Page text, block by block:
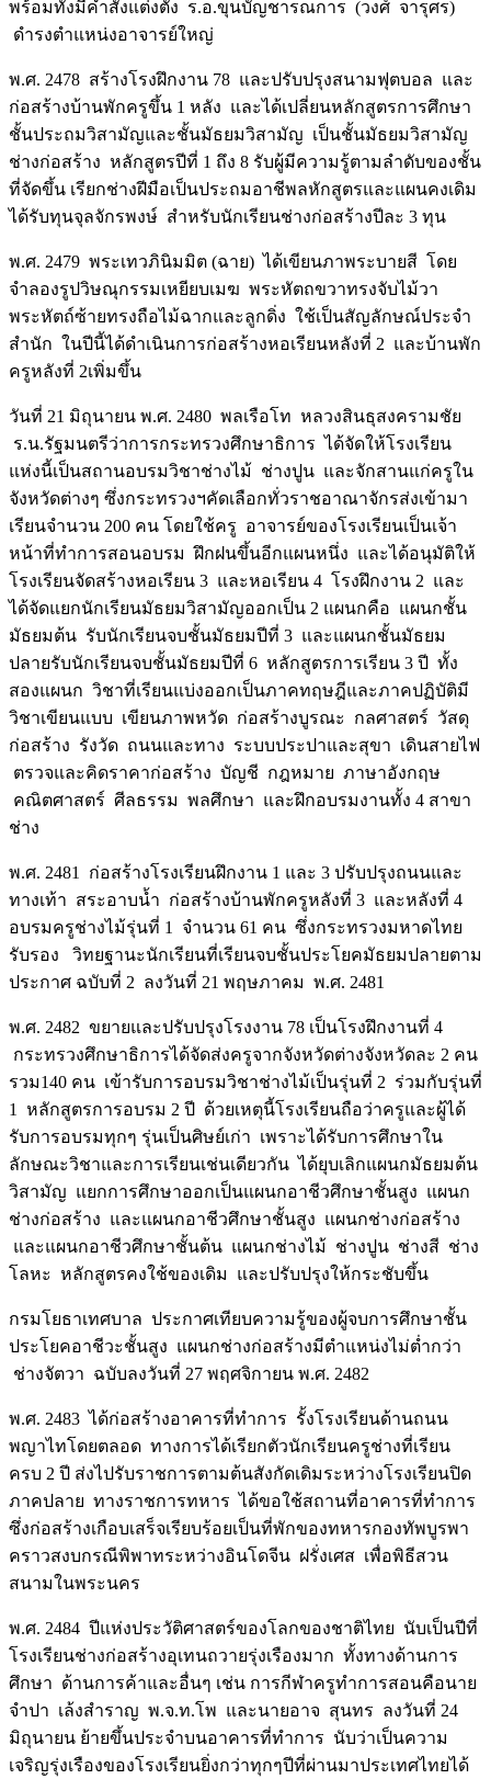
พร้อมทั้งมีคำสั่งแต่งตั้ง ร.อ.ขุนบัญชารณการ (วงศ์ จารุศร)
ดำรงตำแหน่งอาจารย์ใหญ่
พ.ศ. 2478 สร้างโรงฝึกงาน 78 และปรับปรุงสนามฟุตบอล และ
ก่อสร้างบ้านพักครูขึ้น 1 หลัง และได้เปลี่ยนหลักสูตรการศึกษา
ชั้นประถมวิสามัญและชั้นมัธยมวิสามัญ เป็นชั้นมัธยมวิสามัญ
ช่างก่อสร้าง หลักสูตรปีที่ 1 ถึง 8 รับผู้มีความรู้ตามลำดับของชั้น
ที่จัดขึ้น เรียกช่างฝีมือเป็นประถมอาชีพลหักสูตรและแผนคงเดิม
ได้รับทุนจุลจักรพงษ์ สำหรับนักเรียนช่างก่อสร้างปีละ 3 ทุน
พ.ศ. 2479 พระเทวภินิมมิต (ฉาย) ได้เขียนภาพระบายสี โดย
จำลองรูปวิษณุกรรมเหยียบเมฆ พระหัตถขวาทรงจับไม้วา
พระหัตถ์ซ้ายทรงถือไม้ฉากและลูกดิ่ง ใช้เป็นสัญลักษณ์ประจำ
สำนัก ในปีนี้ได้ดำเนินการก่อสร้างหอเรียนหลังที่ 2 และบ้านพัก
ครูหลังที่ 2เพิ่มขึ้น
วันที่ 21 มิถุนายน พ.ศ. 2480 พลเรือโท หลวงสินธุสงครามชัย
ร.น.รัฐมนตรีว่าการกระทรวงศึกษาธิการ ได้จัดให้โรงเรียน
แห่งนี้เป็นสถานอบรมวิชาช่างไม้ ช่างปูน และจักสานแก่ครูใน
จังหวัดต่างๆ ซึ่งกระทรวงฯคัดเลือกทั่วราชอาณาจักรส่งเข้ามา
เรียนจำนวน 200 คน โดยใช้ครู อาจารย์ของโรงเรียนเป็นเจ้า
หน้าที่ทำการสอนอบรม ฝึกฝนขึ้นอีกแผนหนึ่ง และได้อนุมัติให้
โรงเรียนจัดสร้างหอเรียน 3 และหอเรียน 4 โรงฝึกงาน 2 และ
ได้จัดแยกนักเรียนมัธยมวิสามัญออกเป็น 2 แผนกคือ แผนกชั้น
มัธยมต้น รับนักเรียนจบชั้นมัธยมปีที่ 3 และแผนกชั้นมัธยม
ปลายรับนักเรียนจบชั้นมัธยมปีที่ 6 หลักสูตรการเรียน 3 ปี ทั้ง
สองแผนก วิชาที่เรียนแบ่งออกเป็นภาคทฤษฎีและภาคปฏิบัติมี
วิชาเขียนแบบ เขียนภาพหวัด ก่อสร้างบูรณะ กลศาสตร์ วัสดุ
ก่อสร้าง รังวัด ถนนและทาง ระบบประปาและสุขา เดินสายไฟ
ตรวจและคิดราคาก่อสร้าง บัญชี กฎหมาย ภาษาอังกฤษ
คณิตศาสตร์ ศีลธรรม พลศึกษา และฝึกอบรมงานทั้ง 4 สาขา
ช่าง
พ.ศ. 2481 ก่อสร้างโรงเรียนฝึกงาน 1 และ 3 ปรับปรุงถนนและ
ทางเท้า สระอาบน้ำ ก่อสร้างบ้านพักครูหลังที่ 3 และหลังที่ 4
อบรมครูช่างไม้รุ่นที่ 1 จำนวน 61 คน ซึ่งกระทรวงมหาดไทย
รับรอง วิทยฐานะนักเรียนที่เรียนจบชั้นประโยคมัธยมปลายตาม
ประกาศ ฉบับที่ 2 ลงวันที่ 21 พฤษภาคม พ.ศ. 2481
พ.ศ. 2482 ขยายและปรับปรุงโรงงาน 78 เป็นโรงฝึกงานที่ 4
กระทรวงศึกษาธิการได้จัดส่งครูจากจังหวัดต่างจังหวัดละ 2 คน
รวม140 คน เข้ารับการอบรมวิชาช่างไม้เป็นรุ่นที่ 2 ร่วมกับรุ่นที่
1 หลักสูตรการอบรม 2 ปี ด้วยเหตุนี้โรงเรียนถือว่าครูและผู้ได้
รับการอบรมทุกๆ รุ่นเป็นศิษย์เก่า เพราะได้รับการศึกษาใน
ลักษณะวิชาและการเรียนเช่นเดียวกัน ได้ยุบเลิกแผนกมัธยมต้น
วิสามัญ แยกการศึกษาออกเป็นแผนกอาชีวศึกษาชั้นสูง แผนก
ช่างก่อสร้าง และแผนกอาชีวศึกษาชั้นสูง แผนกช่างก่อสร้าง
และแผนกอาชีวศึกษาชั้นต้น แผนกช่างไม้ ช่างปูน ช่างสี ช่าง
โลหะ หลักสูตรคงใช้ของเดิม และปรับปรุงให้กระชับขึ้น
กรมโยธาเทศบาล ประกาศเทียบความรู้ของผู้จบการศึกษาชั้น
ประโยคอาชีวะชั้นสูง แผนกช่างก่อสร้างมีตำแหน่งไม่ต่ำกว่า
ช่างจัตวา ฉบับลงวันที่ 27 พฤศจิกายน พ.ศ. 2482
พ.ศ. 2483 ได้ก่อสร้างอาคารที่ทำการ รั้งโรงเรียนด้านถนน
พญาไทโดยตลอด ทางการได้เรียกตัวนักเรียนครูช่างที่เรียน
ครบ 2 ปี ส่งไปรับราชการตามต้นสังกัดเดิมระหว่างโรงเรียนปิด
ภาคปลาย ทางราชการทหาร ได้ขอใช้สถานที่อาคารที่ทำการ
ซึ่งก่อสร้างเกือบเสร็จเรียบร้อยเป็นที่พักของทหารกองทัพบูรพา
คราวสงบกรณีพิพาทระหว่างอินโดจีน ฝรั่งเศส เพื่อพิธีสวน
สนามในพระนคร
พ.ศ. 2484 ปีแห่งประวัติศาสตร์ของโลกของชาติไทย นับเป็นปีที่
โรงเรียนช่างก่อสร้างอุเทนถวายรุ่งเรืองมาก ทั้งทางด้านการ
ศึกษา ด้านการค้าและอื่นๆ เช่น การกีฬาครูทำการสอนคือนาย
จำปา เล้งสำราญ พ.จ.ท.โพ และนายอาจ สุนทร ลงวันที่ 24
มิถุนายน ย้ายขึ้นประจำบนอาคารที่ทำการ นับว่าเป็นความ
เจริญรุ่งเรืองของโรงเรียนยิ่งกว่าทุกๆปีที่ผ่านมาประเทศไทยได้